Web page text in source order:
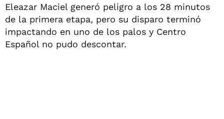
Eleazar Maciel generó peligro a los 28 minutos
de la primera etapa, pero su disparo terminó
impactando en uno de los palos y Centro
Español no pudo descontar.